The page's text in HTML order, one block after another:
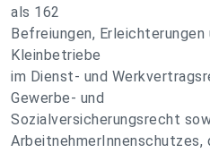
als 162
Befreiungen,
Kleinbetriebe
im Dienst- und
Gewerbe- und
Sozialversicherungsrecht